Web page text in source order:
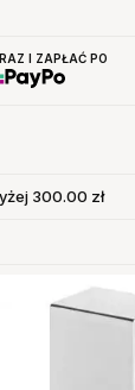
I ZAPŁAĆ PO
300.00 zł